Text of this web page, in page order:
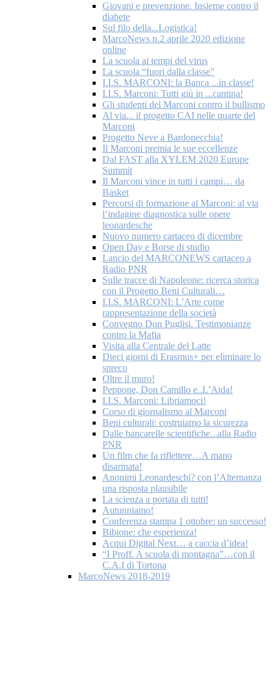
Giovani e prevenzione. Insieme contro il
diabete
Sul filo della...Logistica!
MarcoNews n.2 aprile 2020 edizione
online
La scuola ai tempi del virus
La scuola “fuori dalla classe”
I.I.S. MARCONI: la Banca ...in classe!
I.I.S. Marconi: Tutti giù in ...cantina!
Gli studenti del Marconi contro il bullismo
Al via... il progetto CAI nelle quarte del
Marconi
Progetto Neve a Bardonecchia!
Il Marconi premia le sue eccellenze
Dal FAST alla XYLEM 2020 Europe
Summit
Il Marconi vince in tutti i campi… da
Basket
Percorsi di formazione al Marconi: al via
l’indagine diagnostica sulle opere
leonardesche
Nuovo numero cartaceo di dicembre
Open Day e Borse di studio
Lancio del MARCONEWS cartaceo a
Radio PNR
Sulle tracce di Napoleone: ricerca storica
con il Progetto Beni Culturali…
I.I.S. MARCONI: L’Arte come
rappresentazione della società
Convegno Don Puglisi. Testimonianze
contro la Mafia
Visita alla Centrale del Latte
Dieci giorni di Erasmus+ per eliminare lo
spreco
Oltre il muro!
Peppone, Don Camillo e..L’Aida!
I.I.S. Marconi: Libriamoci!
Corso di giornalismo al Marconi
Beni culturali: costruiamo la sicurezza
Dalle bancarelle scientifiche...alla Radio
PNR
Un film che fa riflettere…A mano
disarmata!
Anonimi Leonardeschi? con l’Alternanza
una risposta plausibile
La scienza a portata di tutti!
Autunniamo!
Conferenza stampa 1 ottobre: un successo!
Bibione: che esperienza!
Acqui Digital Next… a caccia d’idea!
“I Proff. A scuola di montagna”…con il
C.A.I di Tortona
MarcoNews 2018-2019